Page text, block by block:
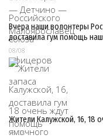
Вчера наши волонтеры
доставила гум помощь
08/08
Жители Калужской, 16, 18
08/08